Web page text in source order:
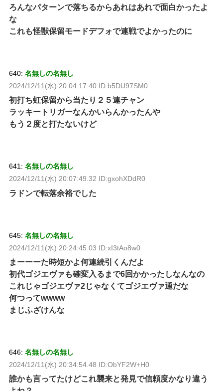
ろんなパターンで落ちるからあれはあれで面白かったよ
な
これも怪獣保留モードデフォで連戦でよかったのに
640: 名無しの名無し
2024/12/11(水) 20:04:17.40 ID:b5DU97SM0
初打ち虹保留から当たり２５連チャン
ラッキートリガーなんかいらんかったんや
もう２度と打たないけど
641: 名無しの名無し
2024/12/11(水) 20:07:49.32 ID:gxohXDdR0
ラドンで転落余裕でした
645: 名無しの名無し
2024/12/11(水) 20:24:45.03 ID:xI3tAo8w0
まーーーた時短かよ何連続引くんだよ
初代ゴジエヴァも確変入るまで6回かかったしなんなの
これじゃゴジエヴァ2じゃなくてゴジエヴァ通だな
何つってwwww
まじふざけんな
646: 名無しの名無し
2024/12/11(水) 20:34:54.48 ID:ObYF2W+H0
誰かも言ってたけどこれ襲来と発見で信頼度かなり違う